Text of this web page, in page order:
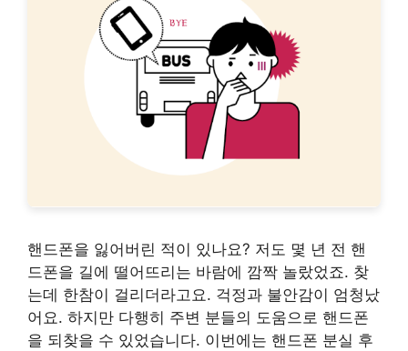
핸드폰을 잃어버린 적이 있나요? 저도 몇 년 전 핸
드폰을 길에 떨어뜨리는 바람에 깜짝 놀랐었죠. 찾
는데 한참이 걸리더라고요. 걱정과 불안감이 엄청났
어요. 하지만 다행히 주변 분들의 도움으로 핸드폰
을 되찾을 수 있었습니다. 이번에는 핸드폰 분실 후